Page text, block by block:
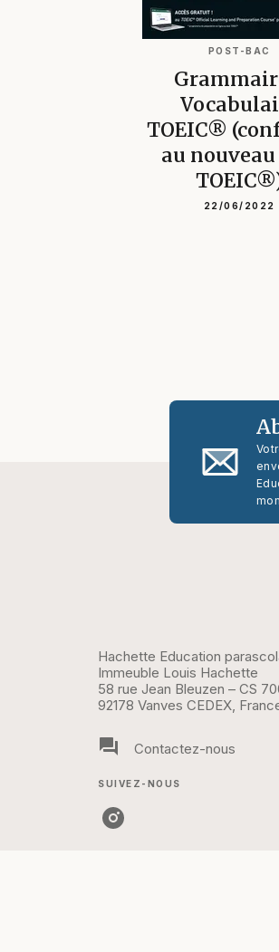
POST-BAC
TOEIC®
au
22/06/2022
Hachette Education
Immeuble Louis Hachette
58 rue Jean Bleuzen – CS
92178 Vanves CEDEX,
question_answer Contactez-nous
SUIVEZ-NOUS